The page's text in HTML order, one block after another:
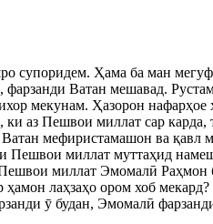
супоридем. Ҳама ба ман
фарзанди Ватан мешавад.
мекунам. Ҳазорон нафарҳое
аз Пешвои миллат сар карда,
мефиристамашон ва қавл
Пешвои миллат муттаҳид
миллат Эмомалӣ Раҳмон
лаҳзаҳо ором хоб мекард?
ӯ будан, Эмомалӣ